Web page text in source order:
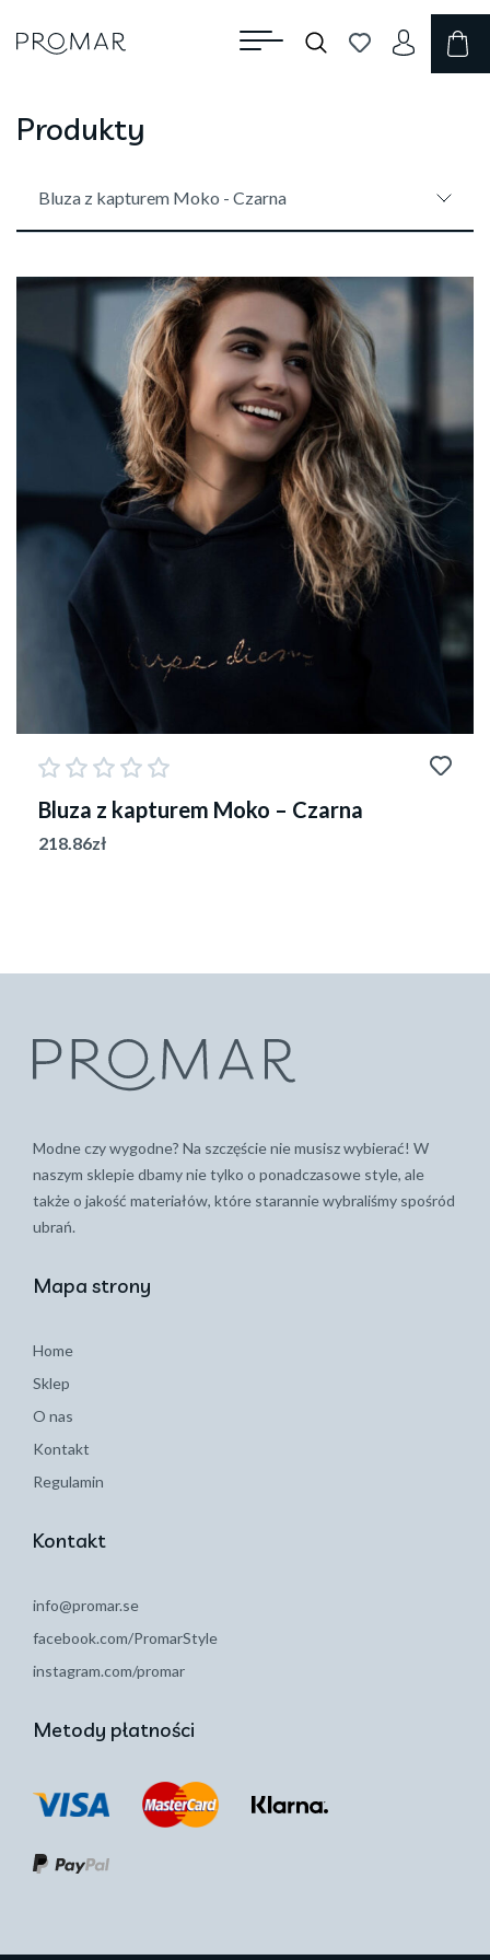
Produkty
Bluza z kapturem Moko - Czarna
Bluza z kapturem Moko – Czarna
218.86zł
Modne czy wygodne? Na szczęście nie musisz wybierać! W
naszym sklepie dbamy nie tylko o ponadczasowe style, ale
także o jakość materiałów, które starannie wybraliśmy spośród
ubrań.
Mapa strony
Home
Sklep
O nas
Kontakt
Regulamin
Kontakt
info@promar.se
facebook.com/PromarStyle
instagram.com/promar
Metody płatności